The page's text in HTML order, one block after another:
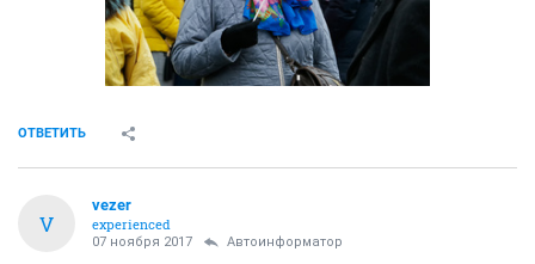
ОТВЕТИТЬ
V
vezer
experienced
07 ноября 2017 Автоинформатор